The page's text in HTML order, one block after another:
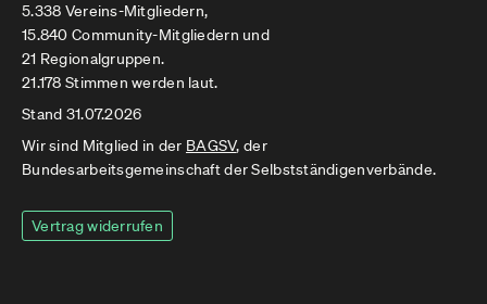
5.338 Vereins-Mitgliedern,
15.840 Community-Mitgliedern und
21 Regionalgruppen.
21.178 Stimmen werden laut.
Stand 31.07.2026
Wir sind Mitglied in der BAGSV, der
Bundesarbeitsgemeinschaft der Selbstständigenverbände.
Vertrag widerrufen